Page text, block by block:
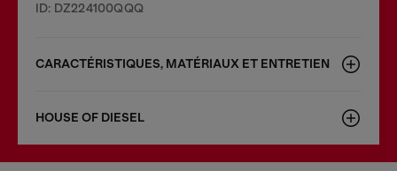
ID: DZ224100QQQ
CARACTÉRISTIQUES, MATÉRIAUX ET ENTRETIEN
HOUSE OF DIESEL